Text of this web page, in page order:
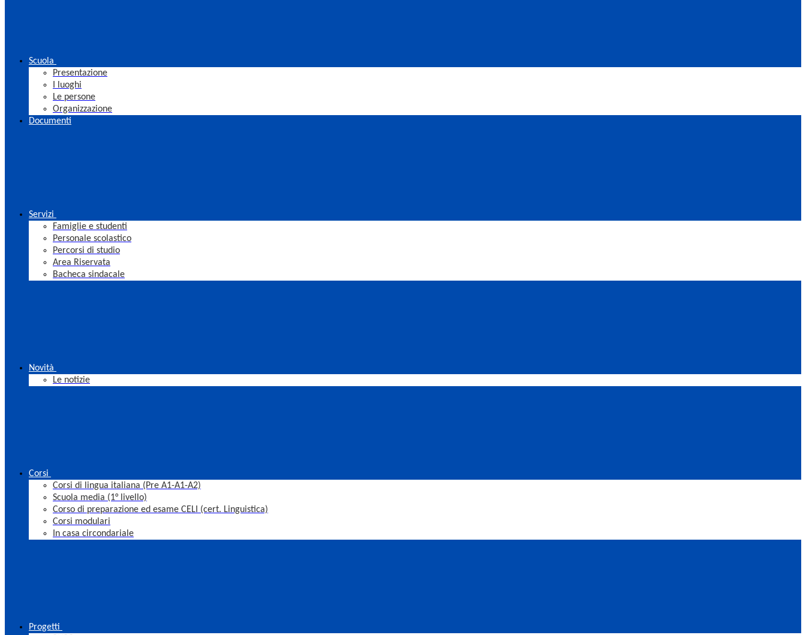
Scuola
Presentazione
I luoghi
Le persone
Organizzazione
Documenti
Servizi
Famiglie e studenti
Personale scolastico
Percorsi di studio
Area Riservata
Bacheca sindacale
Novità
Le notizie
Corsi
Corsi di lingua italiana (Pre A1-A1-A2)
Scuola media (1° livello)
Corso di preparazione ed esame CELI (cert. Linguistica)
Corsi modulari
In casa circondariale
Progetti